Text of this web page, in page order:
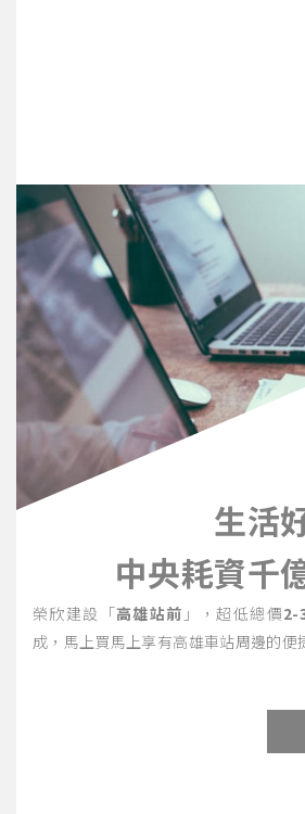
生活
中央耗資千
榮欣建設「高雄站前 」，超低總價2-
成，馬上買馬上享有高雄車站周邊的便